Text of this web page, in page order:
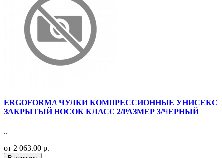
ERGOFORMA ЧУЛКИ КОМПРЕССИОННЫЕ УНИСЕКС
ЗАКРЫТЫЙ НОСОК КЛАСС 2/РАЗМЕР 3/ЧЕРНЫЙ
..
от 2 063.00 р.